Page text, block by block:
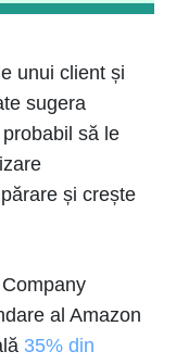
unui client și
sugera
să le
și crește
al Amazon
35% din